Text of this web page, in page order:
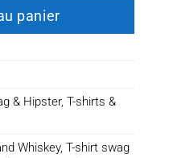
panier
& Hipster, T-shirts &
Whiskey, T-shirt swag